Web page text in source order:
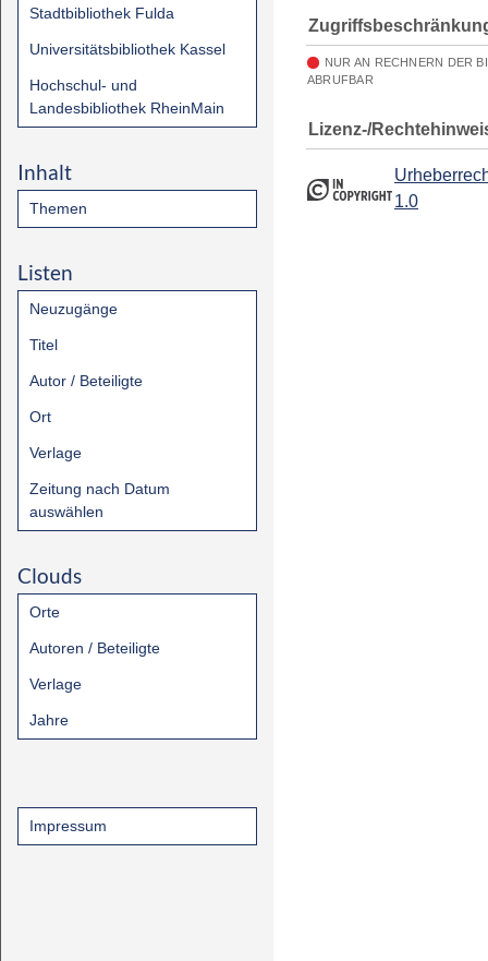
Stadtbibliothek Fulda
Universitätsbibliothek Kassel
Hochschul- und
Landesbibliothek RheinMain
Inhalt
Themen
Listen
Neuzugänge
Titel
Autor / Beteiligte
Ort
Verlage
Zeitung nach Datum
auswählen
Clouds
Orte
Autoren / Beteiligte
Verlage
Jahre
Impressum
NUR AN RECHNERN DER
ABRUFBAR
Lizenz-/
1.0